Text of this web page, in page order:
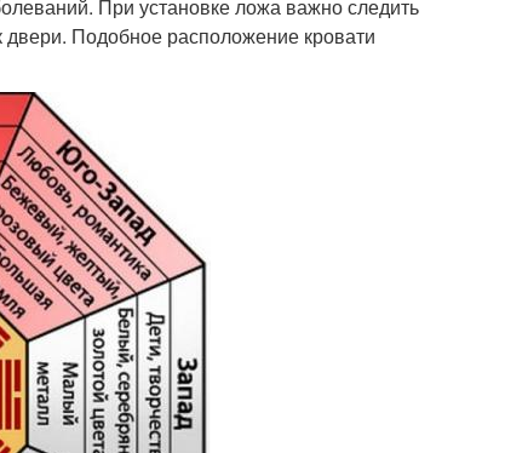
При установке ложа важно следить
Подобное расположение кровати